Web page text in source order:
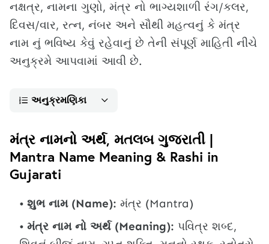
નક્ષત્ર, નામના ગુણો, મંત્ર નો ભાગ્યશાળી રંગ/કલર,
દિવસ/વાર, રત્ન, નંબર અને સૌથી મહત્વનું કે મંત્ર
નામ નું ભવિષ્ય કેવું રહેવાનું છે તેની સંપૂર્ણ માહિતી નીચે
અનુક્રમે આપવામાં આવી છે.
અનુક્રમણિકા
મંત્ર નામનો અર્થ, મતલબ ગુજરાતી |
Mantra Name Meaning & Rashi in
Gujarati
શુભ નામ (Name): મંત્ર (Mantra)
મંત્ર નામ નો અર્થ (Meaning): પવિત્ર શબ્દ,